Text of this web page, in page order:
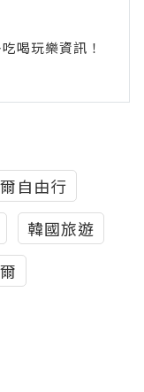
喝玩樂資訊！
自由行
韓國旅遊